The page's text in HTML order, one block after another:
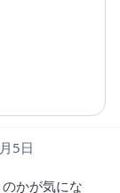
5日
かが気にな